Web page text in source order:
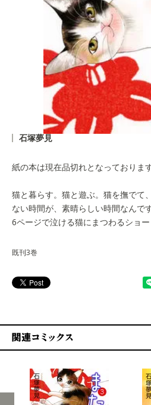
石塚夢見
紙の本は現在品切れとなっております
猫と暮らす。猫と遊ぶ。猫を撫でて
ない時間が、素晴らしい時間なんで
6ページで泣ける猫にまつわるショ
既刊3巻